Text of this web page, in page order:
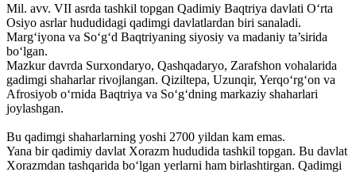
Mil. avv. VII asrda tashkil topgan Qadimiy Baqtriya davlati O‘rta
Osiyo asrlar hududidagi qadimgi davlatlardan biri sanaladi.
Marg‘iyona va So‘g‘d Baqtriyaning siyosiy va madaniy ta’sirida
bo‘lgan.
Mazkur davrda Surxondaryo, Qashqadaryo, Zarafshon vohalarida
gadimgi shaharlar rivojlangan. Qiziltepa, Uzunqir, Yerqo‘rg‘on va
Afrosiyob o‘rnida Baqtriya va So‘g‘dning markaziy shaharlari
joylashgan.
Bu qadimgi shaharlarning yoshi 2700 yildan kam emas.
Yana bir qadimiy davlat Xorazm hududida tashkil topgan. Bu davlat
Xorazmdan tashqarida bo‘lgan yerlarni ham birlashtirgan. Qadimgi